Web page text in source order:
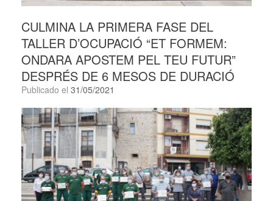
CULMINA LA PRIMERA FASE DEL
TALLER D’OCUPACIÓ “ET FORMEM:
ONDARA APOSTEM PEL TEU FUTUR”
DESPRÉS DE 6 MESOS DE DURACIÓ
Publicado el 31/05/2021